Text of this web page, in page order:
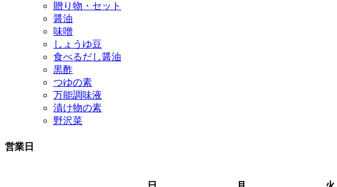
贈り物・セット
醤油
味噌
しょうゆ豆
食べるだし醤油
黒酢
つゆの素
万能調味液
漬け物の素
野沢菜
営業日